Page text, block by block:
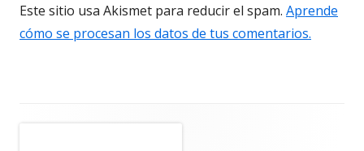
Este sitio usa Akismet para reducir el spam. Aprende
cómo se procesan los datos de tus comentarios.